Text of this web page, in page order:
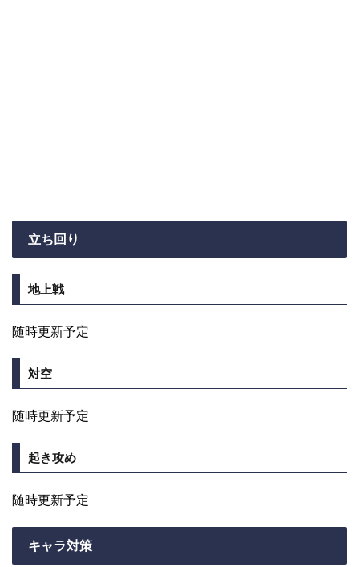
立ち回り
地上戦
随時更新予定
対空
随時更新予定
起き攻め
随時更新予定
キャラ対策